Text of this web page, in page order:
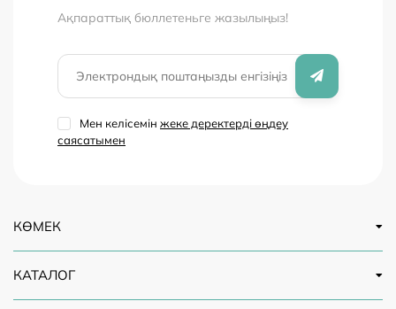
Ақпараттық бюллетеньге жазылыңыз!
Мен келісемін жеке деректерді өңдеу
саясатымен
КӨМЕК
КАТАЛОГ